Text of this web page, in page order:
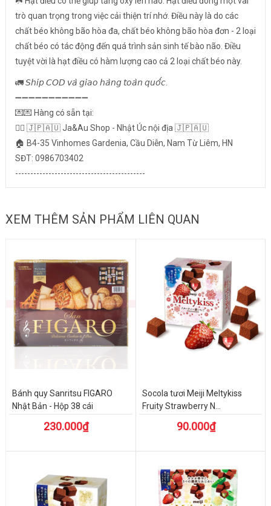
trò quan trọng trong việc cải thiện trí nhớ. Điều này là do các
chất béo không bão hòa đa, chất béo không bão hòa đơn - 2 loại
chất béo có tác động đến quá trình sản sinh tế bào não. Điều
tuyệt vời là hạt điều có hàm lượng cao cả 2 loại chất béo này.
🚛 𝘚𝘩𝘪𝘱 𝘊𝘖𝘋 𝘷𝘢̀ 𝘨𝘪𝘢𝘰 𝘩𝘢̀𝘯𝘨 𝘵𝘰𝘢̀𝘯 𝘲𝘶𝘰̂́𝘤.
➖➖➖➖➖➖➖➖➖➖➖
💌💌 Hàng có sẵn tại:
👉🏻 🇯🇵🇦🇺 Ja&Au Shop - Nhật Úc nội địa 🇯🇵🇦🇺
🏠 B4-35 Vinhomes Gardenia, Cầu Diễn, Nam Từ Liêm, HN
SĐT: 0986703402
-------------------------------------------
XEM THÊM SẢN PHẨM LIÊN QUAN
Bánh quy Sanritsu FIGARO
Nhật Bản - Hộp 38 cái
230.000₫
Socola tươi Meiji Meltykiss
Fruity Strawberry N...
90.000₫